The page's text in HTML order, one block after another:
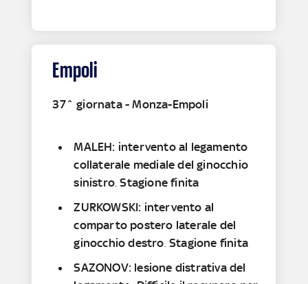
Empoli
37^ giornata - Monza-Empoli
MALEH: intervento al legamento
collaterale mediale del ginocchio
sinistro Stagione finita
ZURKOWSKI: intervento al
comparto postero laterale del
ginocchio destro .Stagione finita
SAZONOV: lesione distrativa del